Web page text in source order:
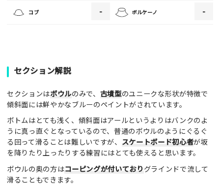
・画像の規定サイズは横幅640px以上となります。
コブ - ボルケーノ -
セクション解説
セクションはボウルのみで、 古墳型のユニークな形状が特徴で
傾斜面には鮮やかなブルーのペイントがされています。
ボトムはとても浅く、傾斜面はアールというよりはバンクのよ
うに真っ直ぐとなっているので、普通のボウルのようにぐるぐ
る回って滑ることは難しいですが、 スケートボード初心者が坂
を降りたり上ったりする練習にはとても使えると思います。
ボウルの奥の方はコーピングが付いておりグラインドで流して
滑ることもできます。